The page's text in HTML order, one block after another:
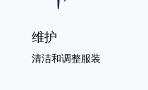
维护
清洁和调整服装